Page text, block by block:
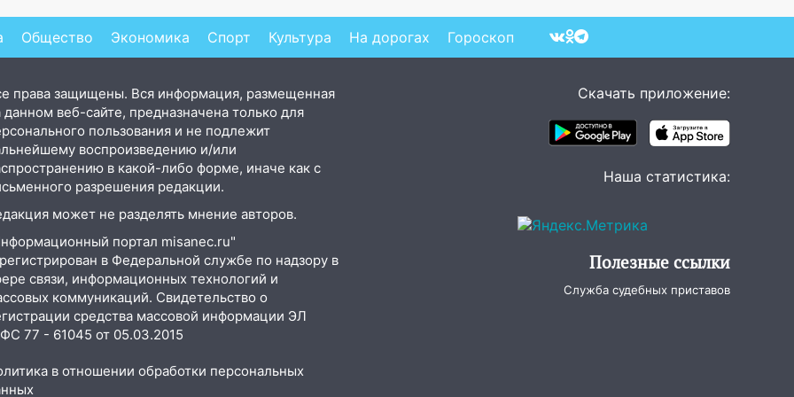
Общество Экономика Спорт Культура На дорогах Гороскоп
права защищены. Вся информация, размещенная
данном веб-сайте, предназначена только для
пользования и не подлежит
воспроизведению и/или
в какой-либо форме, иначе как с
разрешения редакции.
может не разделять мнение авторов.
портал misanec.ru"
в Федеральной службе по надзору в
связи, информационных технологий и
коммуникаций. Свидетельство о
средства массовой информации ЭЛ
77 - 61045 от 05.03.2015
в отношении обработки персональных
Скачать приложение:
Наша статистика:
Полезные ссылки
Служба судебных приставов